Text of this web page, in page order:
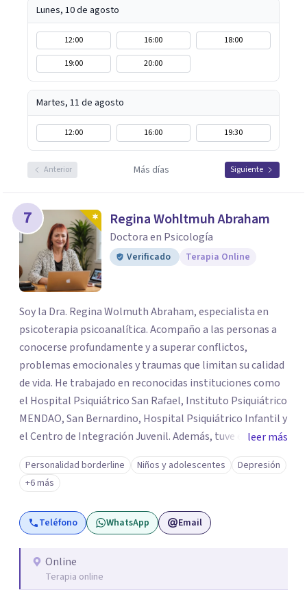
emocional con una mirada práctica sobre tu vida diaria.
Lunes, 10 de agosto
12:00 16:00
18:00
19:00
20:00
Martes, 11 de agosto
12:00 16:00 19:30
Anterior Más días Siguiente
7 Regina Wohltmuh Abraham
Doctora en Psicología
Verificado Terapia Online
Soy la Dra. Regina Wolmuth Abraham, especialista en
psicoterapia psicoanalítica. Acompaño a las personas a
conocerse profundamente y a superar conflictos,
problemas emocionales y traumas que limitan su calidad
de vida. He trabajado en reconocidas instituciones como
el Hospital Psiquiátrico San Rafael, Instituto Psiquiátrico
MENDAO, San Bernardino, Hospital Psiquiátrico Infantil y
el Centro de Integración Juvenil. Además, tuve el
privilegio de colaborar en comunidades como Olivar del
Conde y Xochimilco, lo que me permitió conocer diversas
realidades y necesidades.
leer más
Personalidad borderline Niños y adolescentes
Depresión
+6 más
Teléfono WhatsApp Email
Online
Terapia online